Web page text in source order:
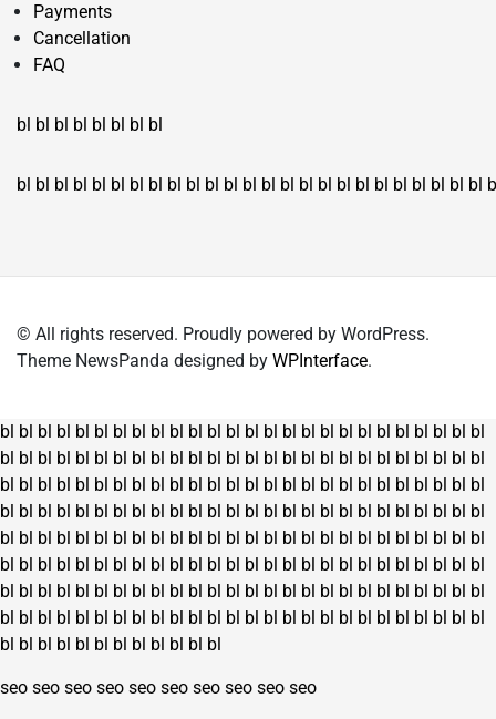
Payments
Cancellation
FAQ
bl bl bl bl bl bl bl bl
bl bl bl bl bl bl bl bl bl bl bl bl bl bl bl bl bl bl bl bl bl bl bl bl bl
© All rights reserved. Proudly powered by WordPress.
Theme NewsPanda designed by WPInterface.
bl bl bl bl bl bl bl bl bl bl bl bl bl bl bl bl bl bl bl bl bl bl bl bl bl bl
bl bl bl bl bl bl bl bl bl bl bl bl bl bl bl bl bl bl bl bl bl bl bl bl bl bl
bl bl bl bl bl bl bl bl bl bl bl bl bl bl bl bl bl bl bl bl bl bl bl bl bl bl
bl bl bl bl bl bl bl bl bl bl bl bl bl bl bl bl bl bl bl bl bl bl bl bl bl bl
bl bl bl bl bl bl bl bl bl bl bl bl bl bl bl bl bl bl bl bl bl bl bl bl bl bl
bl bl bl bl bl bl bl bl bl bl bl bl bl bl bl bl bl bl bl bl bl bl bl bl bl bl
bl bl bl bl bl bl bl bl bl bl bl bl bl bl bl bl bl bl bl bl bl bl bl bl bl bl
bl bl bl bl bl bl bl bl bl bl bl bl bl bl bl bl bl bl bl bl bl bl bl bl bl bl
bl bl bl bl bl bl bl bl bl bl bl bl
seo seo seo seo seo seo seo seo seo seo